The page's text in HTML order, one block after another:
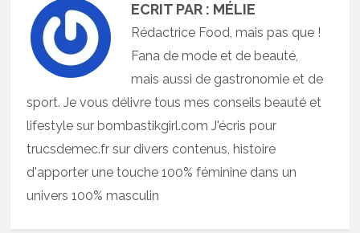
ECRIT PAR : MÉLIE
Rédactrice Food, mais pas que !
Fana de mode et de beauté,
mais aussi de gastronomie et de
sport. Je vous délivre tous mes conseils beauté et
lifestyle sur bombastikgirl.com J'écris pour
trucsdemec.fr sur divers contenus, histoire
d'apporter une touche 100% féminine dans un
univers 100% masculin